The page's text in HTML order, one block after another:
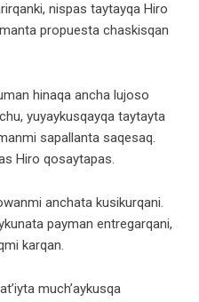
nispas taytayqa Hiro
propuesta chaskisqan
hinaqa ancha lujoso
yuyaykusqayqa taytayta
sapallanta saqesaq.
Hiro qosaytapas.
anchata kusikurqani.
payman entregarqani,
karqan.
much’aykusqa